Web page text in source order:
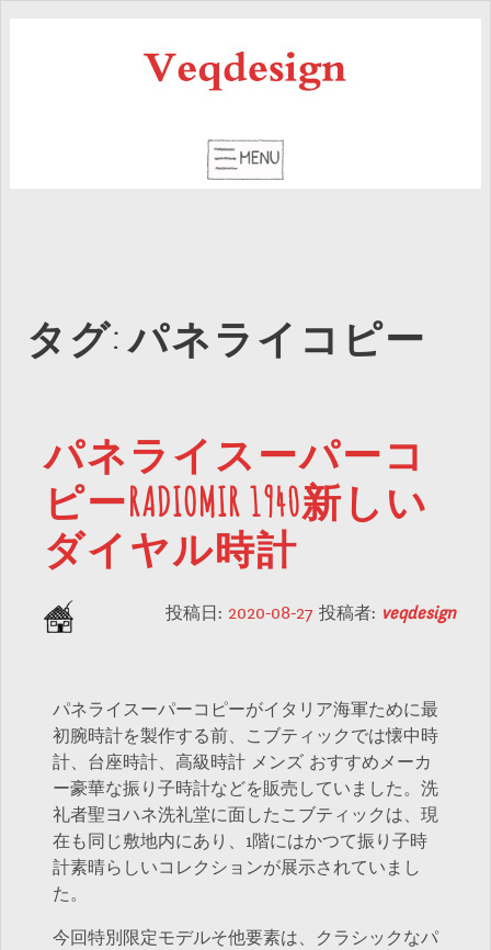
タグ: パネライコピー
パネライスーパーコ
ピーRADIOMIR 1940新しい
ダイヤル時計
投稿日: 2020-08-27 投稿者: veqdesign
パネライスーパーコピーがイタリア海軍ために最
初腕時計を製作する前、こブティックでは懐中時
計、台座時計、高級時計 メンズ おすすめメーカ
ー豪華な振り子時計などを販売していました。洗
礼者聖ヨハネ洗礼堂に面したこブティックは、現
在も同じ敷地内にあり、1階にはかつて振り子時
計素晴らしいコレクションが展示されていまし
た。
今回特別限定モデルそ他要素は、クラシックなパ